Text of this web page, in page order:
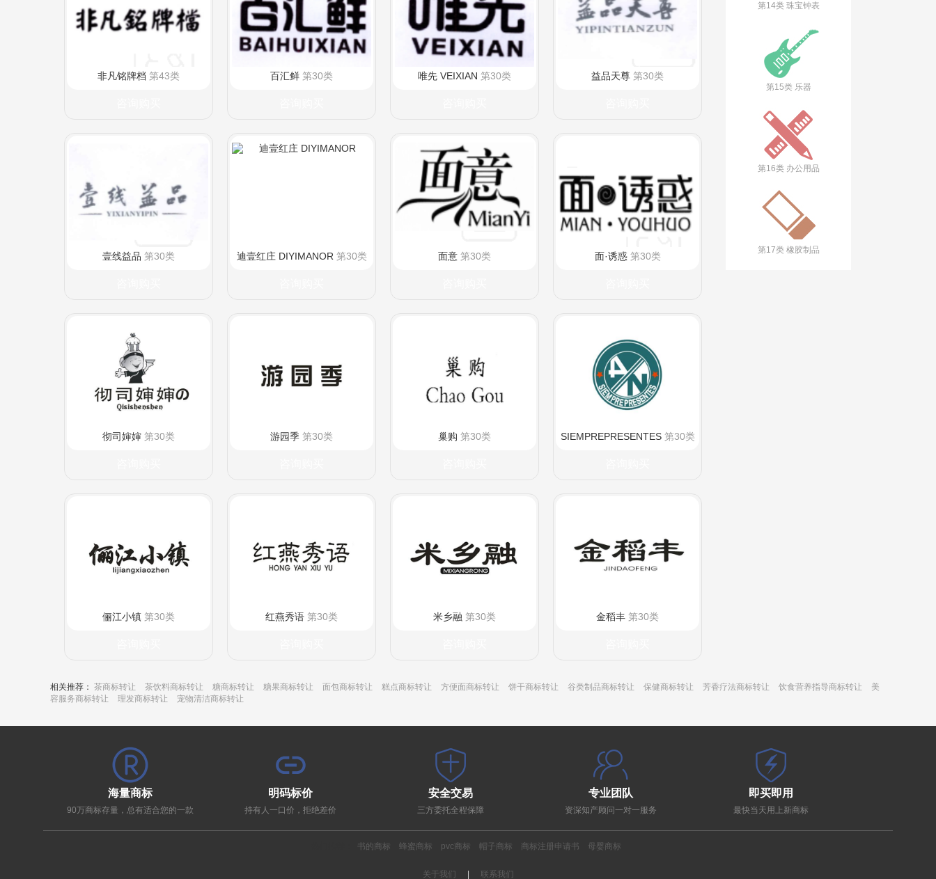
非凡铭牌档 第43类 百汇鲜 第30类 唯先 VEIXIAN 第30类 益品天尊 第30类
壹线益品 第30类 迪壹红庄 DIYIMANOR 第30类 面意 第30类 面·诱惑第30类
彻司婶婶 第30类 游园季 第30类 巢购 第30类 SIEMPREPRESENTES第30类
俪江小镇 第30类 红燕秀语 第30类 米乡融 第30类 金稻丰 第30类
第14类 珠宝钟表
第15类 乐器
第16类 办公用品
第17类 橡胶制品
相关推荐： 茶商标转让 茶饮料商标转让 糖商标转让 糖果商标转让 面包商标转让 糕点商标转让 方便面商标转让 饼干商标转让 谷类制品商标转让 保健商标转让 芳香疗法商标转让 饮食营养指导商标转让
美
容服务商标转让
理发商标转让 宠物清洁商标转让
海量商标
90万商标存量，总有适合您的一款
明码标价
持有人一口价，拒绝差价
安全交易
三方委托全程保障
专业团队
资深知产顾问一对一服务
即买即用
最快当天用上新商标
书的商标 蜂蜜商标 pvc商标 帽子商标 商标注册申请书 母婴商标
关于我们 联系我们